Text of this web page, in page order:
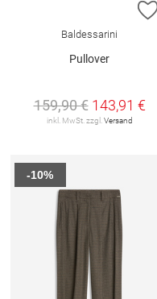
Baldessarini
Pullover
159,90 € 143,91 €
inkl. MwSt. zzgl. Versand
-10%